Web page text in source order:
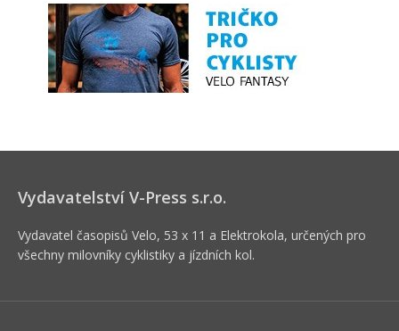
Vydavatelství V-Press s.r.o.
Vydavatel časopisů Velo, 53 x 11 a Elektrokola, určených pro
všechny milovníky cyklistiky a jízdních kol.